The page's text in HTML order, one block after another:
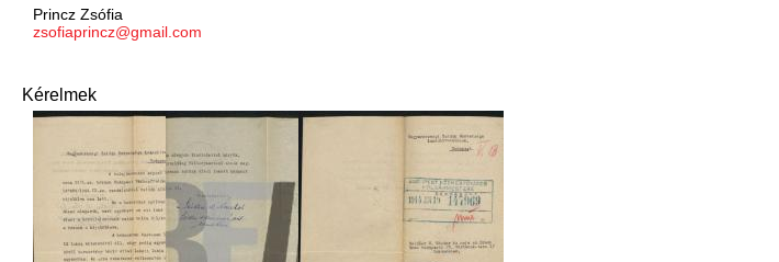
Princz Zsófia
zsofiaprincz@gmail.com
Kérelmek